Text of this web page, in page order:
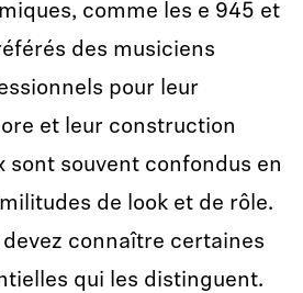
comme les e 945 et
des musiciens
pour leur
et leur construction
sont souvent confondus en
de look et de rôle.
connaître certaines
qui les distinguent.